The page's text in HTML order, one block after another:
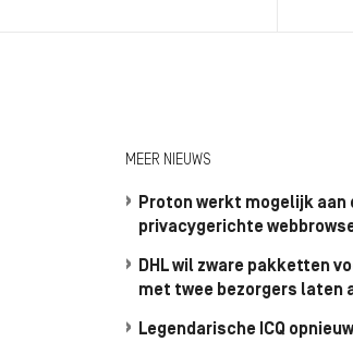
MEER NIEUWS
Proton werkt mogelijk aan
privacygerichte
DHL wil zware pakketten
met twee bezorgers laten
Legendarische ICQ